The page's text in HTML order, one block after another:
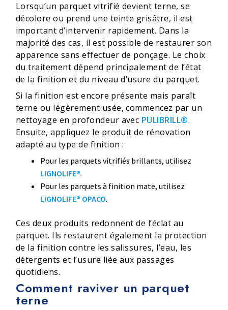
Lorsqu’un parquet vitrifié devient terne, se
décolore ou prend une teinte grisâtre, il est
important d’intervenir rapidement. Dans la
majorité des cas, il est possible de restaurer son
apparence sans effectuer de ponçage. Le choix
du traitement dépend principalement de l’état
de la finition et du niveau d’usure du parquet.
Si la finition est encore présente mais paraît
terne ou légèrement usée, commencez par un
nettoyage en profondeur avec PULIBRILL®.
Ensuite, appliquez le produit de rénovation
adapté au type de finition :
Pour les parquets vitrifiés brillants, utilisez
LIGNOLIFE®.
Pour les parquets à finition mate, utilisez
LIGNOLIFE® OPACO.
Ces deux produits redonnent de l’éclat au
parquet. Ils restaurent également la protection
de la finition contre les salissures, l’eau, les
détergents et l’usure liée aux passages
quotidiens.
Comment raviver un parquet
terne